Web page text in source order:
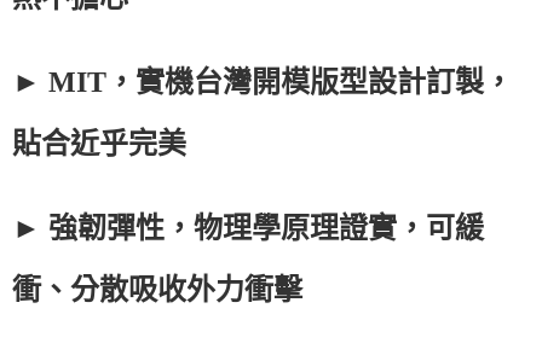
► MIT，實機台灣開模版型設計訂製，
貼合近乎完美
► 強韌彈性，物理學原理證實，可緩
衝、分散吸收外力衝擊